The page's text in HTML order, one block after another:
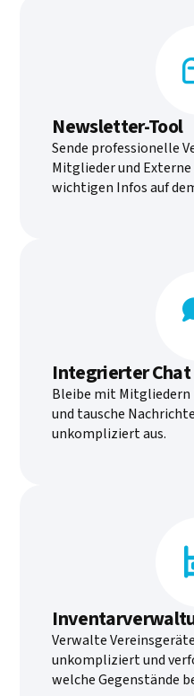
Newsletter-Tool
Sende professionelle
Mitglieder und
wichtigen Infos auf
Integrierter Chat
Bleibe mit
und tausche
unkompliziert aus.
Verwalte
unkompliziert und
welche Gegenstände